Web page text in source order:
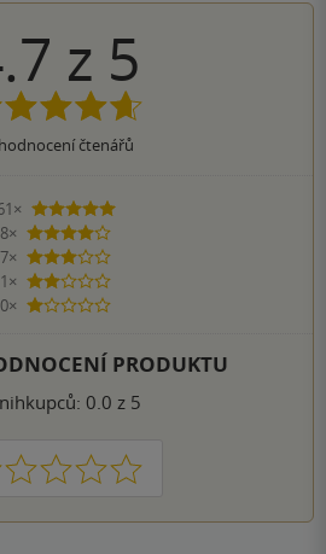
z 5
hodnocení čtenářů
5 hvězdiček
8×
4 hvězdičky
7×
3 hvězdičky
1×
2 hvězdičky
0×
1 hvezdička
PRODUKTU
0.0 z 5
2 3 4 5